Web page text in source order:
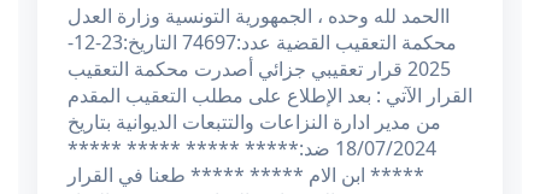
االحمد لله وحده ، الجمهورية التونسية وزارة العدل
محكمة التعقيب القضية عدد:74697 التاريخ:23-12-
2025 قرار تعقيبي جزائي أصدرت محكمة التعقيب
القرار الآتي : بعد الإطلاع على مطلب التعقيب المقدم
من مدير ادارة النزاعات والتتبعات الديوانية بتاريخ
18/07/2024 ضد:***** ***** ***** *****
***** ابن الام ***** ***** طعنا في القرار